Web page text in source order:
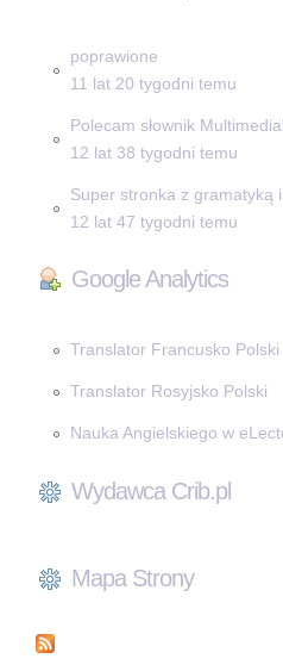
poprawione
11 lat 20 tygodni temu
Polecam słownik
12 lat 38 tygodni temu
Super stronka z gramatyką i
12 lat 47 tygodni temu
Google Analytics
Translator Francusko Polski
Translator Rosyjsko Polski
Nauka Angielskiego w
Wydawca Crib.pl
Mapa Strony